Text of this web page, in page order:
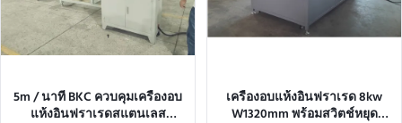
5m / นาที BKC ควบคุมเครื่องอบ
แห้งอินฟราเรดสแตนเลส
เครื่องอบแห้งอินฟราเรด 8kw
W1320mm พร้อมสวิตช์หยุด